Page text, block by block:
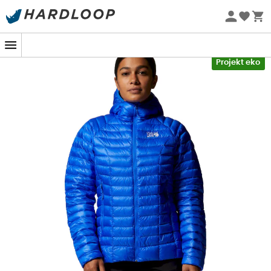
Letnie promocje 🔥 -5% DODATKOWO przy zakupie 2
Projekt eko
Ghost Whisperer/2 Hoodytokurtka puchowa dla
, izolacyjna i ultralekka, zaprojektowana przez
Mountain Hardwear , aby być noszoną jako
warstwa pośrednialub jakosamodzielna kurtka
podczas zimowych aktywnościna świeżym powietrzu
Ghost Whisperer/2 Hoodyposiada naturalną izolację
puchu gęsiegoo wysokiej wydajności i certyfikowaną
przez RDS, oferując niezwykle ciepłąkurtkę puchową
puchu o śledzonej pochodzeniu. Dodatkowo, bardzo
wytrzymała tkanina ripstop, z której wykonana jest
Ghost Whisperer/2 Hoody, jest w 100% wykonana z
materiałów pochodzących z recyklingu, co pozwala na